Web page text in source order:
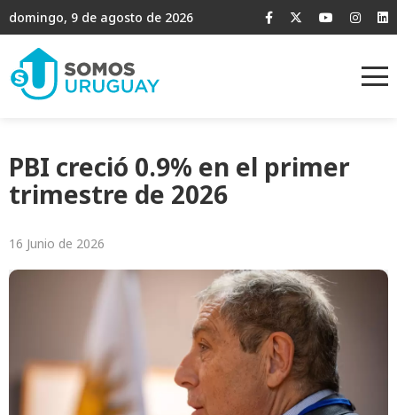
domingo, 9 de agosto de 2026
PBI creció 0.9% en el primer
trimestre de 2026
16 Junio de 2026